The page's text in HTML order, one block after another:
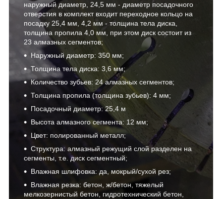
наружный диаметр, 24,5 мм - диаметр посадочного
отверстия в комплект входит переходное кольцо на
посадку 25,4 мм, 4,2 мм - толщина тела диска,
толщина пропила 4,0 мм, при этом диск состоит из
23 алмазных сегментов;
Наружный диаметр: 350 мм;
Толщина тела диска: 3,6 мм;
Количество зубьев: 24 алмазных сегментов;
Толщина пропила (толщина зубьев): 4 мм;
Посадочный диаметр: 25,4 м
Высота алмазного сегмента: 12 мм;
Цвет: полированный металл;
Структура: алмазный режущий слой разделен на
сегменты, т.е. диск сегментный;
Влажная шлифовка: да, мокрый/сухой рез;
Влажная резка: бетон, ж/бетон, тяжелый
мелкозернистый бетон, гидротехнический бетон,